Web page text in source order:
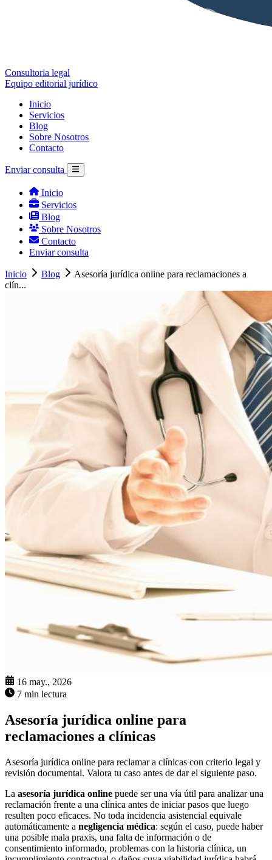
Consultoria legal
Equipo editorial jurídico
Inicio
Servicios
Blog
Sobre Nosotros
Contacto
Enviar consulta
Inicio
Servicios
Blog
Sobre Nosotros
Contacto
Enviar consulta
Inicio Blog
Asesoría jurídica online para reclamaciones a
clín...
16 may., 2026
7 min lectura
Asesoría jurídica online para
reclamaciones a clínicas
Asesoría jurídica online para reclamar a clínicas con criterio legal y
revisión documental. Valora tu caso antes de dar el siguiente paso.
La asesoría jurídica online puede ser una vía útil para analizar una
reclamación frente a una clínica antes de iniciar pasos que luego
resulten poco eficaces. No toda incidencia asistencial equivale
automáticamente a negligencia médica: según el caso, puede haber
una posible mala praxis, una falta de información o de
consentimiento informado, problemas con la historia clínica, un